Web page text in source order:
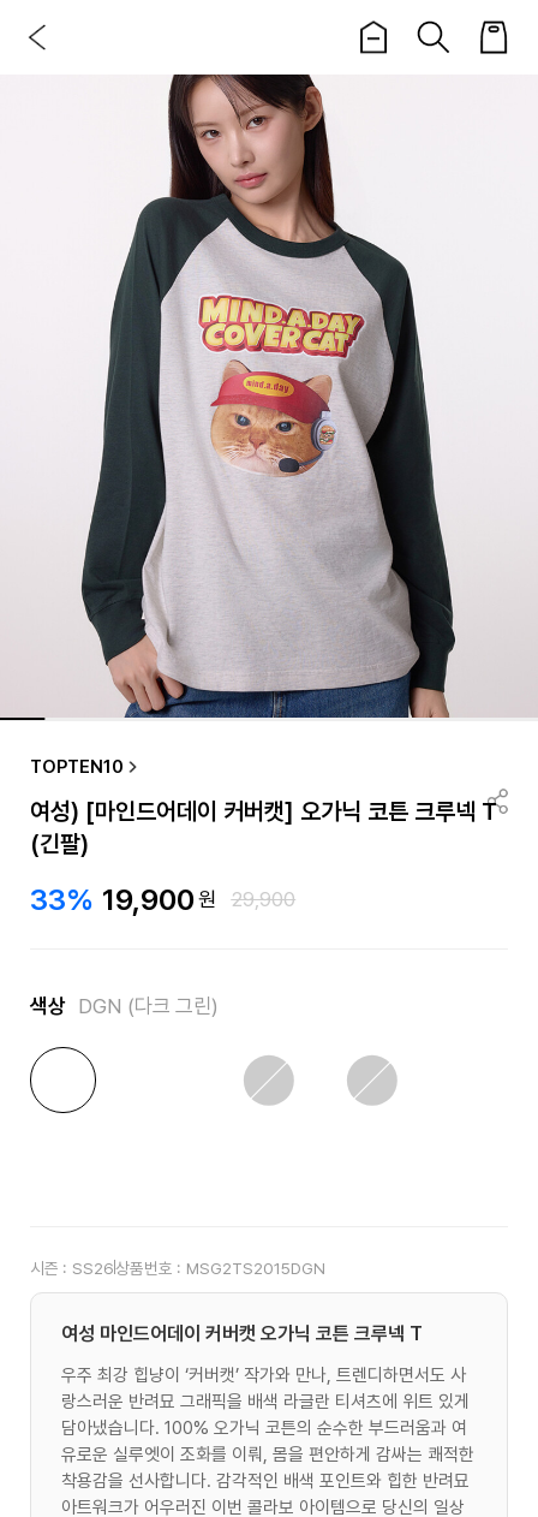
TOPTEN10
여성) [마인드어데이 커버캣] 오가닉 코튼 크루넥 T
(긴팔)
33% 19,900원 29,900
색상 DGN (다크 그린)
시즌 : SS26상품번호 : MSG2TS2015DGN
여성 마인드어데이 커버캣 오가닉 코튼 크루넥 T
우주 최강 힙냥이 ‘커버캣’ 작가와 만나, 트렌디하면서도 사
랑스러운 반려묘 그래픽을 배색 라글란 티셔츠에 위트 있게
담아냈습니다. 100% 오가닉 코튼의 순수한 부드러움과 여
유로운 실루엣이 조화를 이뤄, 몸을 편안하게 감싸는 쾌적한
착용감을 선사합니다. 감각적인 배색 포인트와 힙한 반려묘
아트워크가 어우러진 이번 콜라보 아이템으로 당신의 일상